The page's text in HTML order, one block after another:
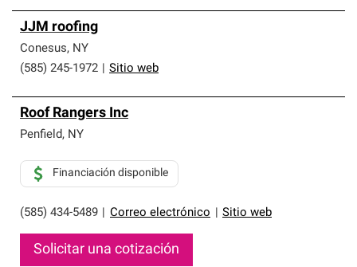
JJM roofing
Conesus, NY
(585) 245-1972
Sitio web
Roof Rangers Inc
Penfield, NY
(585) 434-5489 Correo electrónico Sitio web
Financiación disponible
Solicitar una cotización